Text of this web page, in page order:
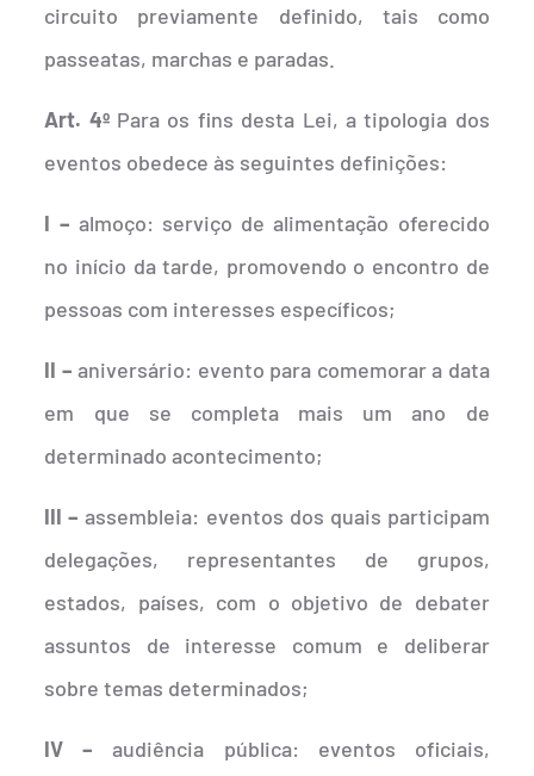
circuito previamente definido, tais como
passeatas, marchas e paradas.
Art. 4ºPara os fins desta Lei, a tipologia dos
eventos obedece às seguintes definições:
I – almoço: serviço de alimentação oferecido
no início da tarde, promovendo o encontro de
pessoas com interesses específicos;
II –aniversário: evento para comemorar a data
em que se completa mais um ano de
determinado acontecimento;
III –assembleia: eventos dos quais participam
delegações, representantes de grupos,
estados, países, com o objetivo de debater
assuntos de interesse comum e deliberar
sobre temas determinados;
IV –audiência pública: eventos oficiais,